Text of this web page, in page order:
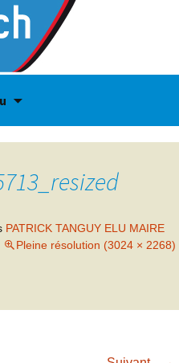
PATRICK TANGUY ELU MAIRE
Pleine résolution (3024 × 2268)